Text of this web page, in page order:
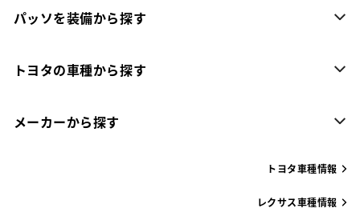
パッソを装備から探す
トヨタの車種から探す
メーカーから探す
トヨタ車種情報
レクサス車種情報